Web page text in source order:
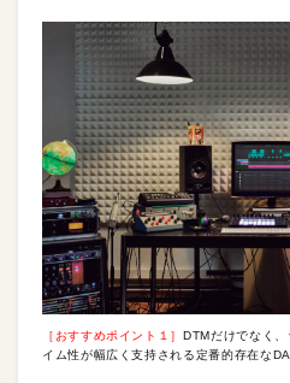
［おすすめポイント１］DTMだけでなく
イム性が幅広く支持される定番的存在な